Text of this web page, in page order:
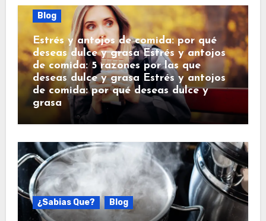
Blog
Estrés y antojos de comida: por qué
deseas dulce y grasa Estrés y antojos
de comida: 5 razones por las que
deseas dulce y grasa Estrés y antojos
de comida: por qué deseas dulce y
grasa
¿Sabias Que? Blog